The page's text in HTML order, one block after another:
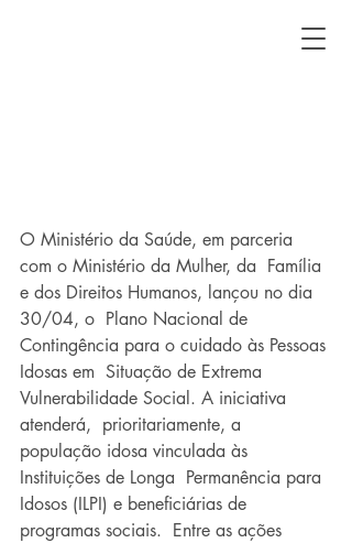
O Ministério da Saúde, em parceria
com o Ministério da Mulher, da  Família
e dos Direitos Humanos, lançou no dia
30/04, o  Plano Nacional de
Contingência para o cuidado às Pessoas
Idosas em  Situação de Extrema
Vulnerabilidade Social. A iniciativa
atenderá,  prioritariamente, a
população idosa vinculada às
Instituições de Longa  Permanência para
Idosos (ILPI) e beneficiárias de
programas sociais.  Entre as ações